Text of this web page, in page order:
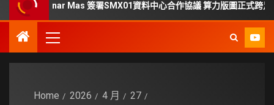
Mas 簽署SMX01資料中心合作協議 算力版圖正式跨足東南亞
Home 2026 4 月
27